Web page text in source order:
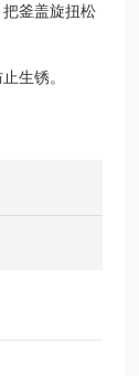
釜盖旋扭松
生锈。